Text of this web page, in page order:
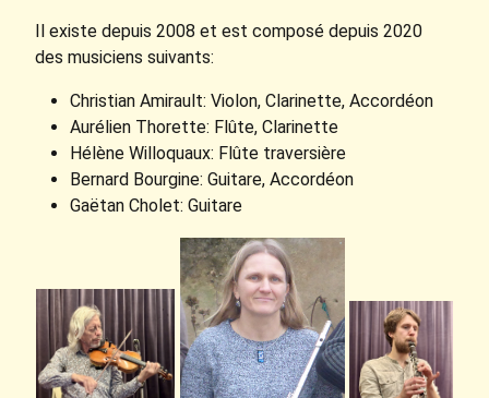
Il existe depuis 2008 et est composé depuis 2020
des musiciens suivants:
Christian Amirault: Violon, Clarinette, Accordéon
Aurélien Thorette: Flûte, Clarinette
Hélène Willoquaux: Flûte traversière
Bernard Bourgine: Guitare, Accordéon
Gaëtan Cholet: Guitare